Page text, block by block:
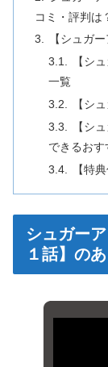
コミ・評判は
【シュガ
【シ
一覧
【シ
【シ
できるおす
【特
シュガー
１話】の